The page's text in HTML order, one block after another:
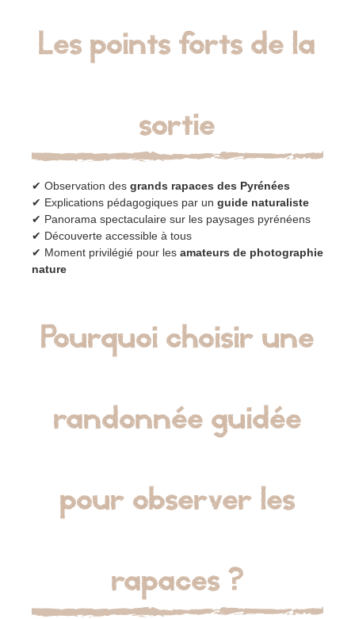
Les points forts de la
sortie
✔ Observation des grands rapaces des Pyrénées
✔ Explications pédagogiques par un guide naturaliste
✔ Panorama spectaculaire sur les paysages pyrénéens
✔ Découverte accessible à tous
✔ Moment privilégié pour les amateurs de photographie
nature
Pourquoi choisir une
randonnée guidée
pour observer les
rapaces ?